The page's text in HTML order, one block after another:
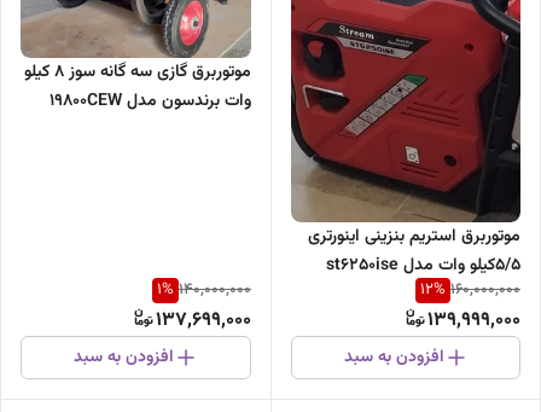
موتوربرق استریم بنزینی اینورتری
5/5کیلو وات مدل st6250ise
160,000,000
12%
139,999,000
افزودن به سبد
موتوربرق گازی سه گانه سوز ۸ کیلو
وات برندسون مدل 19800CEW
140,000,000
1%
137,699,000
افزودن به سبد